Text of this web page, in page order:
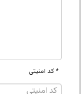
* کد امنیتی